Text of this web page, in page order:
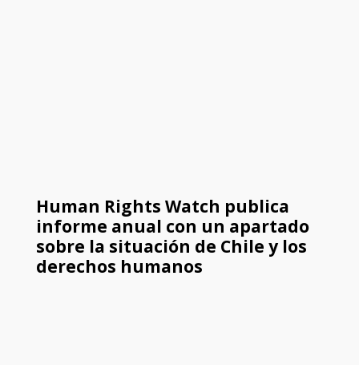
Human Rights Watch publica
informe anual con un apartado
sobre la situación de Chile y los
derechos humanos